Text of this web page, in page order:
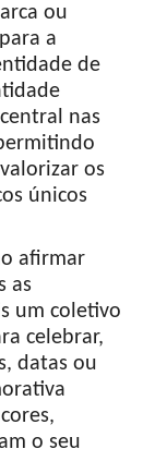
ou
a
de
nas
os
únicos
afirmar
as
um coletivo
celebrar,
datas ou
o seu